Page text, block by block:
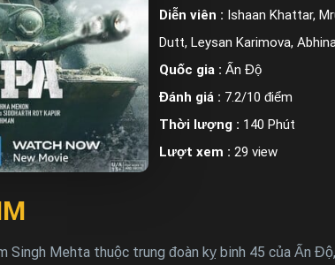
Diễn viên : Ishaan Khattar,
Dutt, Leysan Karimova,
Quốc gia : Ấn Độ
Đánh giá : 7.2/10 điểm
Thời lượng : 140 Phút
Lượt xem : 29 view
Singh Mehta thuộc trung đoàn kỵ binh 45 của Ấn